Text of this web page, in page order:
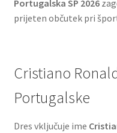
Portugalska SP 2026
prijeten občutek pri
Cristiano
Portugalske
Dres vključuje ime